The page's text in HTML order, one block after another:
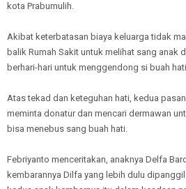
kota Prabumulih.
Akibat keterbatasan biaya keluarga tidak
balik Rumah Sakit untuk melihat sang anak
berhari-hari untuk menggendong si buah
Atas tekad dan keteguhan hati, kedua
meminta donatur dan mencari dermawan
bisa menebus sang buah hati.
Febriyanto menceritakan, anaknya Delfa
kembarannya Dilfa yang lebih dulu